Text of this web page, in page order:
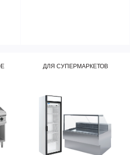
ДЛЯ СУПЕРМАРКЕТОВ